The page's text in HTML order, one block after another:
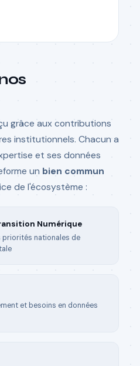
grâce aux contributions
institutionnels. Chacun a
et ses données
un bien commun
de l'écosystème :
Numérique
priorités nationales de
et besoins en données